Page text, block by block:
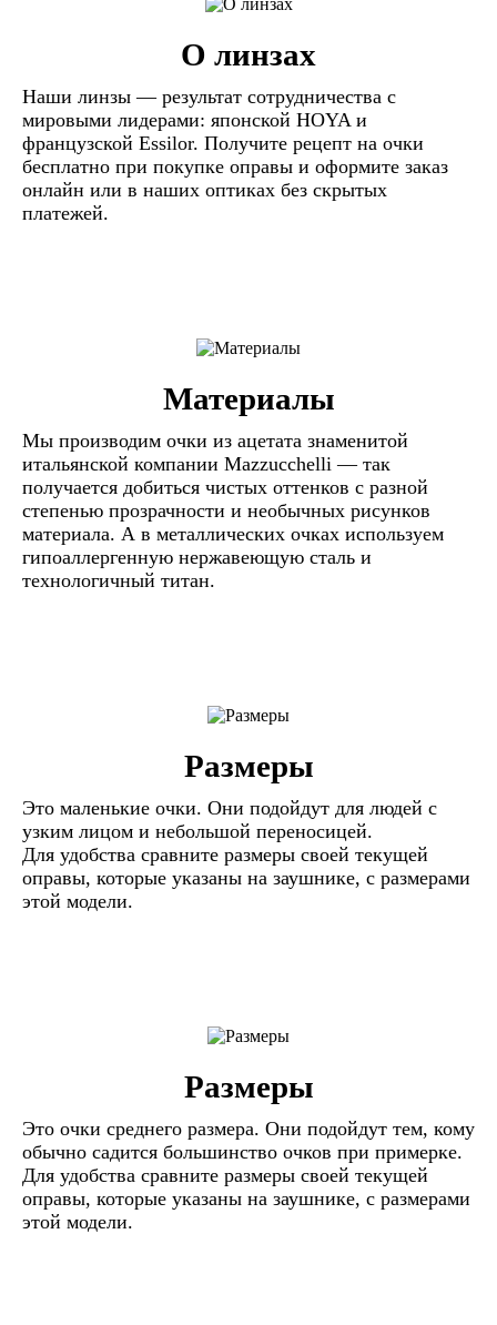
О линзах
Наши линзы — результат сотрудничества с
мировыми лидерами: японской HOYA и
французской Essilor. Получите рецепт на очки
бесплатно при покупке оправы и оформите заказ
онлайн или в наших оптиках без скрытых
платежей.
Материалы
Мы производим очки из ацетата знаменитой
итальянской компании Mazzucchelli — так
получается добиться чистых оттенков с разной
степенью прозрачности и необычных рисунков
материала. А в металлических очках используем
гипоаллергенную нержавеющую сталь и
технологичный титан.
Размеры
Это маленькие очки. Они подойдут для людей с
узким лицом и небольшой переносицей.
Для удобства сравните размеры своей текущей
оправы, которые указаны на заушнике, с размерами
этой модели.
Размеры
Это очки среднего размера. Они подойдут тем, кому
обычно садится большинство очков при примерке.
Для удобства сравните размеры своей текущей
оправы, которые указаны на заушнике, с размерами
этой модели.